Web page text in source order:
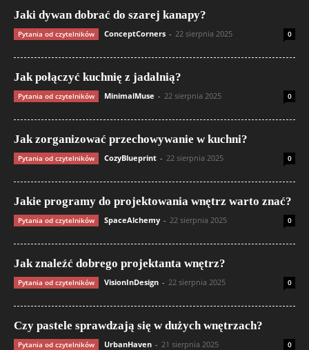
Jaki dywan dobrać do szarej kanapy?
Pytania od czytelników ConceptCorners - 22 sierpnia 2025 0
Jak połączyć kuchnię z jadalnią?
Pytania od czytelników MinimalMuse - 22 sierpnia 2025 0
Jak zorganizować przechowywanie w kuchni?
Pytania od czytelników CozyBlueprint - 22 sierpnia 2025 0
Jakie programy do projektowania wnętrz warto znać?
Pytania od czytelników SpaceAlchemy - 22 sierpnia 2025 0
Jak znaleźć dobrego projektanta wnętrz?
Pytania od czytelników VisionInDesign - 22 sierpnia 2025 0
Czy pastele sprawdzają się w dużych wnętrzach?
Pytania od czytelników UrbanHaven - 21 sierpnia 2025 0